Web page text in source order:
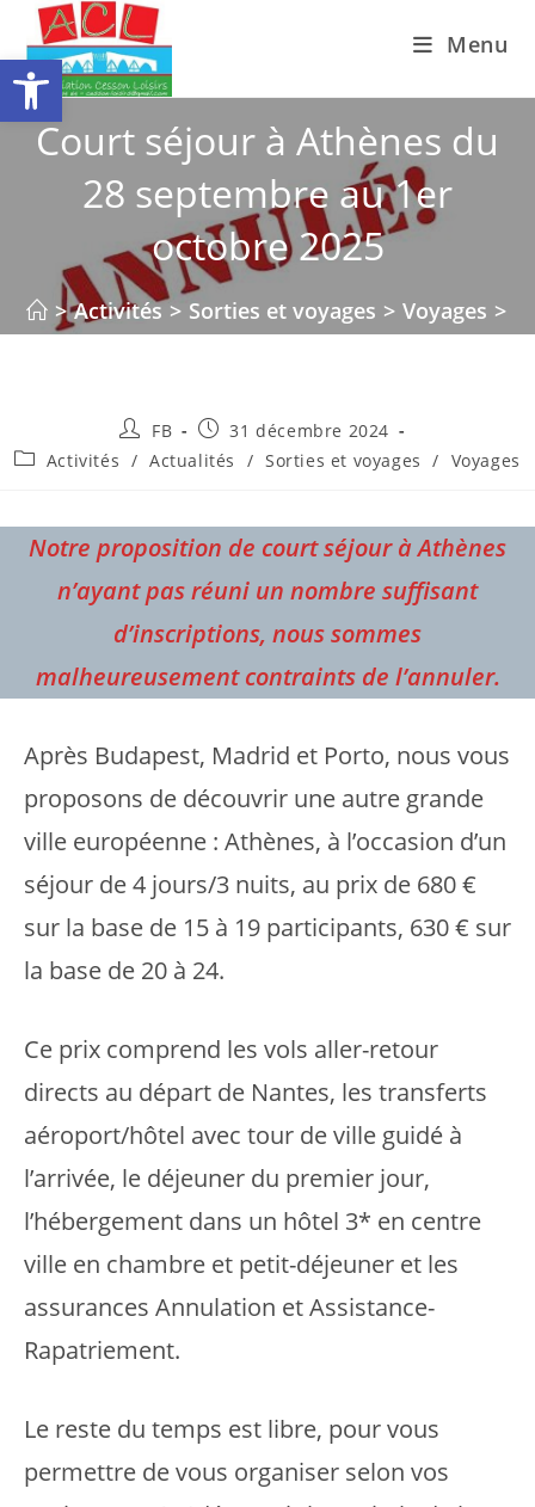
Ouvrir la barre d’outils
content
Menu
Court séjour à Athènes du
28 septembre au 1er
octobre 2025
> Activités > Sorties et voyages > Voyages >
Auteur/autrice
de
la
FB
Publication
publiée :
31 décembre 2024
PostActivités / Actualités / Sorties et voyages / Voyages
Notre proposition de court séjour à Athènes
n’ayant pas réuni un nombre suffisant
d’inscriptions, nous sommes
malheureusement contraints de l’annuler.
Après Budapest, Madrid et Porto, nous vous
proposons de découvrir une autre grande
ville européenne : Athènes, à l’occasion d’un
séjour de 4 jours/3 nuits, au prix de 680 €
sur la base de 15 à 19 participants, 630 € sur
la base de 20 à 24.
Ce prix comprend les vols aller-retour
directs au départ de Nantes, les transferts
aéroport/hôtel avec tour de ville guidé à
l’arrivée, le déjeuner du premier jour,
l’hébergement dans un hôtel 3* en centre
ville en chambre et petit-déjeuner et les
assurances Annulation et Assistance-
Rapatriement.
Le reste du temps est libre, pour vous
permettre de vous organiser selon vos